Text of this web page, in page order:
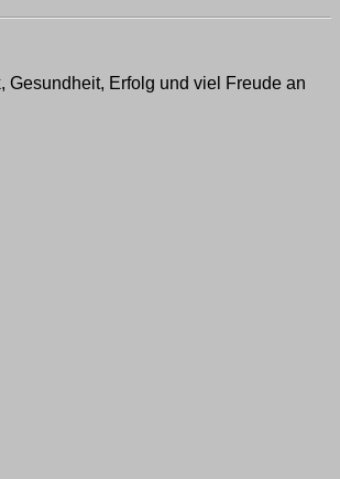
Gesundheit, Erfolg und viel Freude an